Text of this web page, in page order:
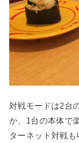
対戦モードは2台
か、1台の本体で
ターネット対戦も